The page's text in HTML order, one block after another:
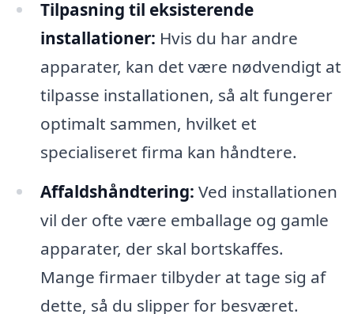
Tilpasning til eksisterende
installationer: Hvis du har andre
apparater, kan det være nødvendigt at
tilpasse installationen, så alt fungerer
optimalt sammen, hvilket et
specialiseret firma kan håndtere.
Affaldshåndtering: Ved installationen
vil der ofte være emballage og gamle
apparater, der skal bortskaffes.
Mange firmaer tilbyder at tage sig af
dette, så du slipper for besværet.